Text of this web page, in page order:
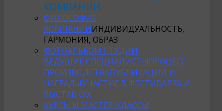
КОМПАНИИ.
ФИЛОСОФИЯ
КОМПАНИИИНДИВИДУАЛЬНОСТЬ,
ГАРМОНИЯ, ОБРАЗ
ФОТОАЛЬБОМ СТУДИИ
ВЕДУЩИЕ СПЕЦИАЛИСТЫПРОЦЕСС
ПРОИЗВОДСТВАПУБЛИКАЦИИ И
НАГРАДЫУЧАСТИЕ В ФЕСТИВАЛЯХ И
ВЫСТАВКАХ
КУРСЫ И МАСТЕР-КЛАССЫ